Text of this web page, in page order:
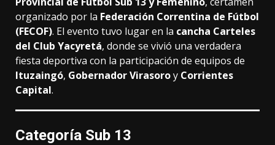
organizado por la Federación Correntina de Fútbol
(FECOF). El evento tuvo lugar en la cancha Carteles
del Club Yacyretá, donde se vivió una verdadera
fiesta deportiva con la participación de equipos de
Ituzaingó, Gobernador Virasoroy Corrientes
Capital.
Categoría Sub 13